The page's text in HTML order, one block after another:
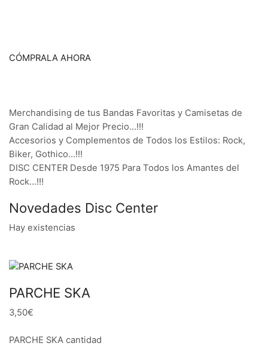
CÓMPRALA AHORA
Merchandising de tus Bandas Favoritas y Camisetas de
Gran Calidad al Mejor Precio…!!!
Accesorios y Complementos de Todos los Estilos: Rock,
Biker, Gothico…!!!
DISC CENTER Desde 1975 Para Todos los Amantes del
Rock…!!!
Novedades Disc Center
Hay existencias
PARCHE SKA
3,50€
PARCHE SKA cantidad